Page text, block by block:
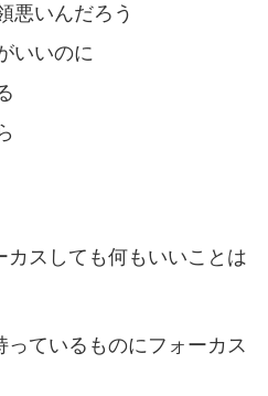
悪いんだろう
いいのに
カスしても何もいいことは
ているものにフォーカス